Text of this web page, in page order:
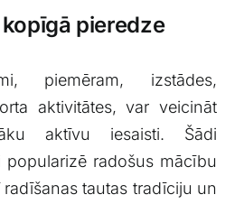
pieredze
piemēram, izstādes,
aktivitātes, var veicināt
aktīvu iesaisti. ‌Šādi
⁢popularizē radošus mācību
tautas tradīciju un⁤